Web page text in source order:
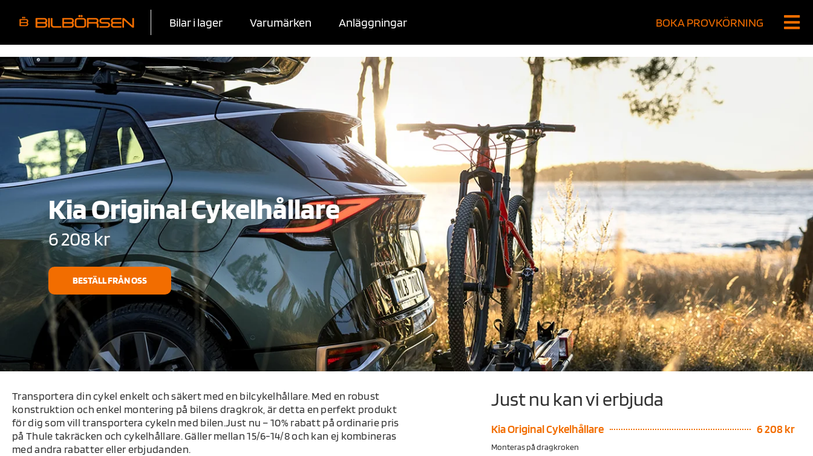
Bilar i lager Varumärken Anläggningar BOKA PROVKÖRNING
Kia Original Cykelhållare
6 208 kr
BESTÄLL FRÅN OSS
Transportera din cykel enkelt och säkert med en bilcykelhållare. Med en robust
konstruktion och enkel montering på bilens dragkrok, är detta en perfekt produkt
för dig som vill transportera cykeln med bilen.Just nu – 10% rabatt på ordinarie pris
på Thule takräcken och cykelhållare. Gäller mellan 15/6-14/8 och kan ej kombineras
med andra rabatter eller erbjudanden.
Just nu kan vi erbjuda
Kia Original Cykelhållare 6 208 kr
Monteras på dragkroken